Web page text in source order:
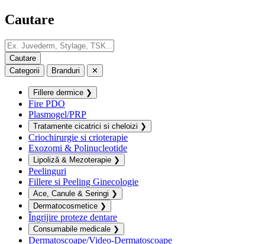
Cautare
Categorii Branduri ✕
Fillere dermice ❯
Fire PDO
Plasmogel/PRP
Tratamente cicatrici si cheloizi ❯
Criochirurgie si crioterapie
Exozomi & Polinucleotide
Lipoliză & Mezoterapie ❯
Peelinguri
Fillere si Peeling Ginecologie
Ace, Canule & Seringi ❯
Dermatocosmetice ❯
Îngrijire proteze dentare
Consumabile medicale ❯
Dermatoscoape/Video-Dermatoscoape